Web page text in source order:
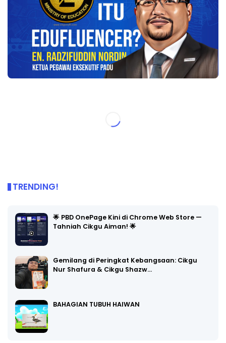
TRENDING!
🌟 PBD OnePage Kini di Chrome Web Store —
Tahniah Cikgu Aiman! 🌟
Gemilang di Peringkat Kebangsaan: Cikgu
Nur Shafura & Cikgu Shazw…
BAHAGIAN TUBUH HAIWAN